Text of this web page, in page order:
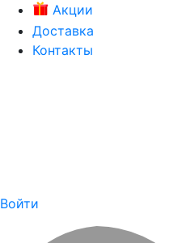
Акции
Доставка
Контакты
Войти